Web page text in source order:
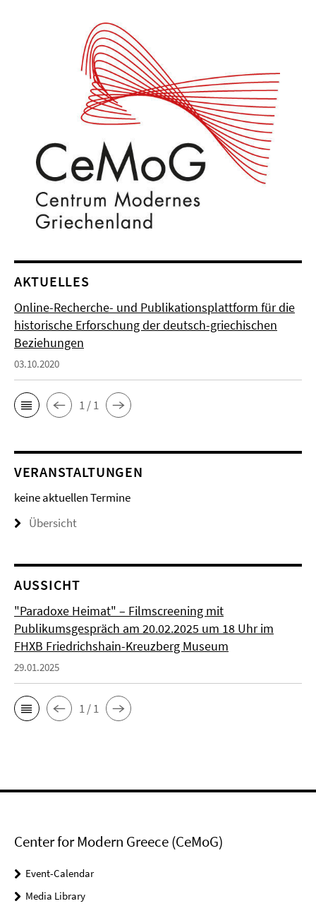
AKTUELLES
Online-Recherche- und Publikationsplattform für die
historische Erforschung der deutsch-griechischen
Beziehungen
03.10.2020
1 / 1
VERANSTALTUNGEN
keine aktuellen Termine
Übersicht
AUSSICHT
"Paradoxe Heimat" – Filmscreening mit
Publikumsgespräch am 20.02.2025 um 18 Uhr im
FHXB Friedrichshain-Kreuzberg Museum
29.01.2025
1 / 1
Center for Modern Greece (CeMoG)
Event-Calendar
Media Library